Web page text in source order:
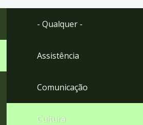
- Qualquer -
Assistência
Comunicação
Cultura